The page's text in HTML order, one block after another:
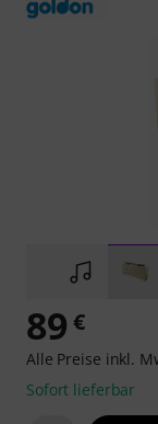
89 €
Alle Preise inkl.
Sofort lieferbar